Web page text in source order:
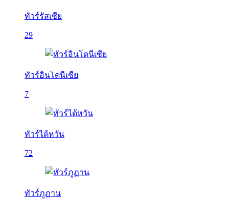
ทัวร์รัสเซีย
29
ทัวร์อินโดนีเซีย
7
ทัวร์ไต้หวัน
72
ทัวร์ภูฏาน